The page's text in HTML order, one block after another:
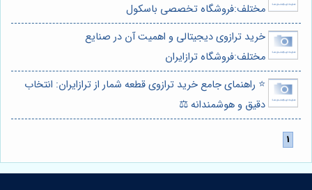
مختلف:فروشگاه تخصصی باسکول
خرید ترازوی دیجیتالی و اهمیت آن در صنایع
مختلف:فروشگاه ترازایران
⭐️ راهنمای جامع خرید ترازوی قطعه شمار از ترازایران: انتخاب
دقیق و هوشمندانه ⚖️